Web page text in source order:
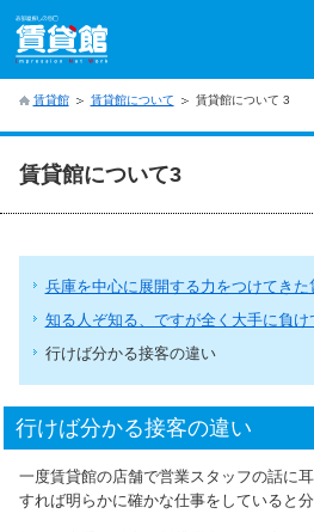
賃貸館 賃貸館について 賃貸館について 3
賃貸館について3
兵庫を中心に展開する力をつけてきた
知る人ぞ知る、ですが全く大手に負け
行けば分かる接客の違い
行けば分かる接客の違い
一度賃貸館の店舗で営業スタッフの話に
すれば明らかに確かな仕事をしていると